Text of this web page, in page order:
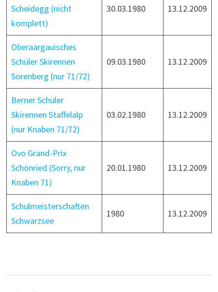
Scheidegg (nicht
komplett)
30.03.1980 13.12.2009
Oberaargauisches
Schüler Skirennen
Sörenberg (nur 71/72)
09.03.1980 13.12.2009
Berner Schüler
Skirennen Staffelalp
(nur Knaben 71/72)
03.02.1980 13.12.2009
Ovo Grand-Prix
Schönried (Sorry, nur
Knaben 71)
20.01.1980 13.12.2009
Schulmeisterschaften
Schwarzsee
1980 13.12.2009